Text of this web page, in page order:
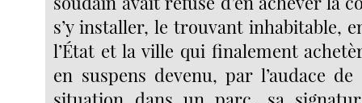
s’y installer, le trouvant inhabitable,
l’État et la ville qui finalement
en suspens devenu, par l’audace